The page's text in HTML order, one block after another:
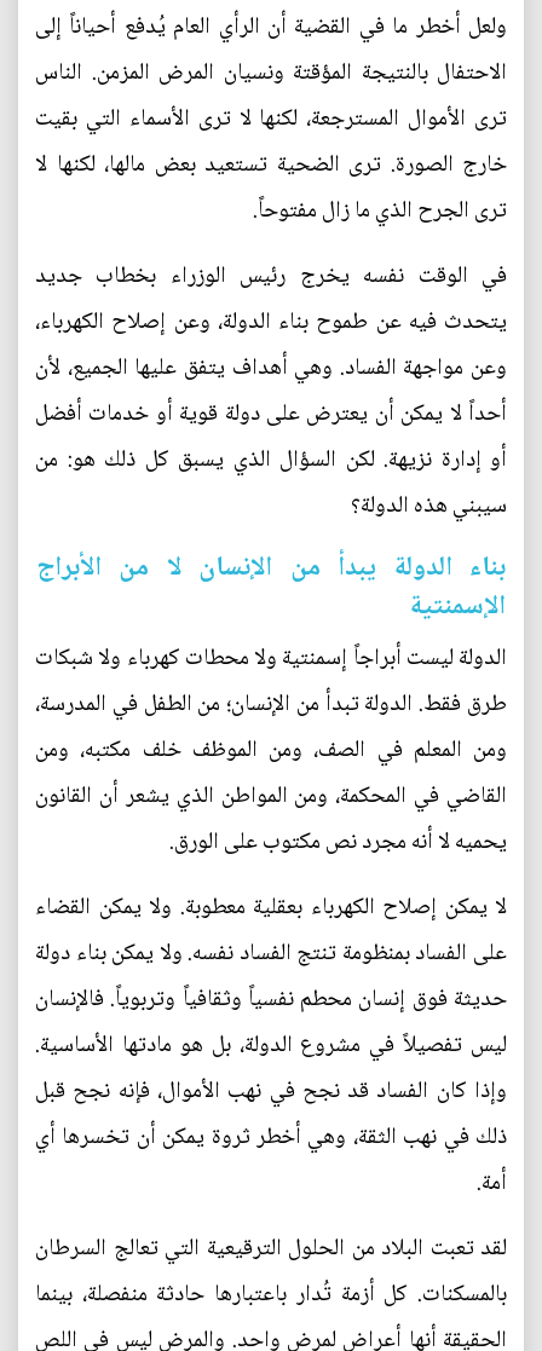
ولعل أخطر ما في القضية أن الرأي العام يُدفع أحياناً إلى
الاحتفال بالنتيجة المؤقتة ونسيان المرض المزمن. الناس
ترى الأموال المسترجعة، لكنها لا ترى الأسماء التي بقيت
خارج الصورة. ترى الضحية تستعيد بعض مالها، لكنها لا
ترى الجرح الذي ما زال مفتوحاً.
في الوقت نفسه يخرج رئيس الوزراء بخطاب جديد
يتحدث فيه عن طموح بناء الدولة، وعن إصلاح الكهرباء،
وعن مواجهة الفساد. وهي أهداف يتفق عليها الجميع، لأن
أحداً لا يمكن أن يعترض على دولة قوية أو خدمات أفضل
أو إدارة نزيهة. لكن السؤال الذي يسبق كل ذلك هو: من
سيبني هذه الدولة؟
بناء الدولة يبدأ من الإنسان لا من الأبراج
الإسمنتية
الدولة ليست أبراجاً إسمنتية ولا محطات كهرباء ولا شبكات
طرق فقط. الدولة تبدأ من الإنسان؛ من الطفل في المدرسة،
ومن المعلم في الصف، ومن الموظف خلف مكتبه، ومن
القاضي في المحكمة، ومن المواطن الذي يشعر أن القانون
يحميه لا أنه مجرد نص مكتوب على الورق.
لا يمكن إصلاح الكهرباء بعقلية معطوبة. ولا يمكن القضاء
على الفساد بمنظومة تنتج الفساد نفسه. ولا يمكن بناء دولة
حديثة فوق إنسان محطم نفسياً وثقافياً وتربوياً. فالإنسان
ليس تفصيلاً في مشروع الدولة، بل هو مادتها الأساسية.
وإذا كان الفساد قد نجح في نهب الأموال، فإنه نجح قبل
ذلك في نهب الثقة، وهي أخطر ثروة يمكن أن تخسرها أي
أمة.
لقد تعبت البلاد من الحلول الترقيعية التي تعالج السرطان
بالمسكنات. كل أزمة تُدار باعتبارها حادثة منفصلة، بينما
الحقيقة أنها أعراض لمرض واحد. والمرض ليس في اللص